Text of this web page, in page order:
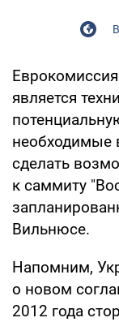
является
необходимые
сделать
к саммиту
Вильнюсе.
Напомним,
о новом
2012 года